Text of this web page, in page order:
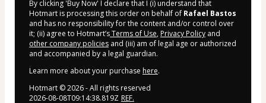
By clicking 'Buy Now' I declare that I (i) understand that
Hotmart is processing this order on behalf of Rafael Bastos
and has no responsibility for the content and/or control over
it; (ii) agree to Hotmart’sTerms of Use, Privacy Policy and
other company policies and (iii) am of legal age or authorized
and accompanied by a legal guardian.
Learn more about your purchase here.
Hotmart ©2026- All rights reserved
2026-08-08T09:14:38.819Z REF.